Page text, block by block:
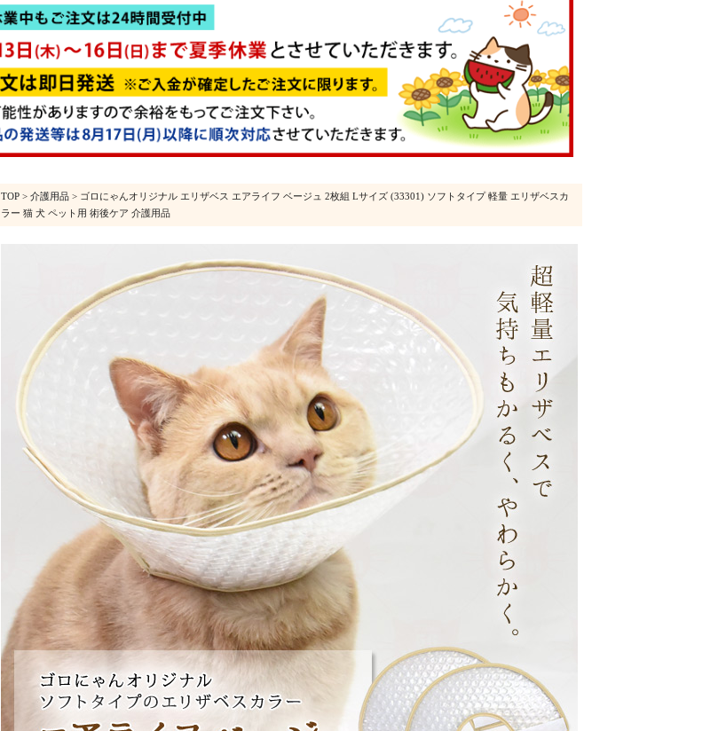
TOP > 介護用品 > ゴロにゃんオリジナル エリザベス エアライフ ベージュ 2枚組 Lサイズ (33301) ソフトタイプ 軽量 エリザベスカ
ラー 猫 犬 ペット用 術後ケア 介護用品